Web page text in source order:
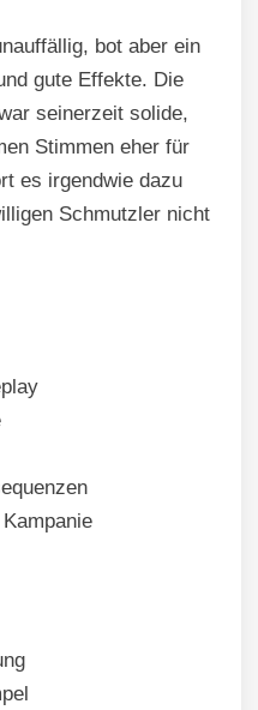
bot aber ein
gute Effekte. Die
seinerzeit solide,
Stimmen eher für
es irgendwie dazu
Schmutzler nicht